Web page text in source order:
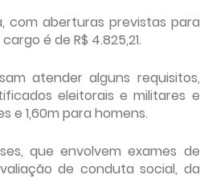
com aberturas previstas para
é de R$ 4.825,21.
atender alguns requisitos,
eleitorais e militares e
e 1,60m para homens.
que envolvem exames de
de conduta social, da